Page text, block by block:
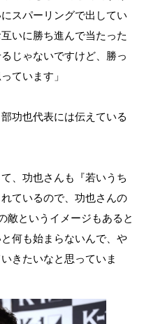
スパーリングで出してい
いに勝ち進んで当たった
じゃないですけど、勝っ
ています」
功也代表には伝えている
、功也さんも『若いうち
ているので、功也さんの
敵というイメージもあると
何も始まらないんで、や
きたいなと思っていま